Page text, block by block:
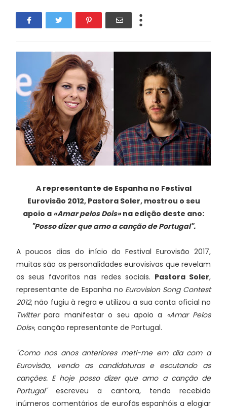
A representante de Espanha no Festival
Eurovisão 2012, Pastora Soler, mostrou o seu
apoio a «Amar pelos Dois»na edição deste ano:
"Posso dizer que amo a canção de Portugal".
A poucos dias do início do Festival Eurovisão 2017,
muitas são as personalidades eurovisivas que revelam
os seus favoritos nas redes sociais. Pastora Soler,
representante de Espanha no Eurovision Song Contest
2012, não fugiu à regra e utilizou a sua conta oficial no
Twitterpara manifestar o seu apoio a «Amar Pelos
Dois», canção representante de Portugal.
"Como nos anos anteriores meti-me em dia com a
Eurovisão, vendo as candidaturas e escutando as
canções. E hoje posso dizer que amo a canção de
Portugal"escreveu a cantora, tendo recebido
inúmeros comentários de eurofãs espanhóis a elogiar